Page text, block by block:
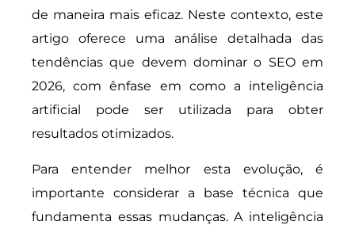
de maneira mais eficaz. Neste contexto, este
artigo oferece uma análise detalhada das
tendências que devem dominar o SEO em
2026, com ênfase em como a inteligência
artificial pode ser utilizada para obter
resultados otimizados.
Para entender melhor esta evolução, é
importante considerar a base técnica que
fundamenta essas mudanças. A inteligência